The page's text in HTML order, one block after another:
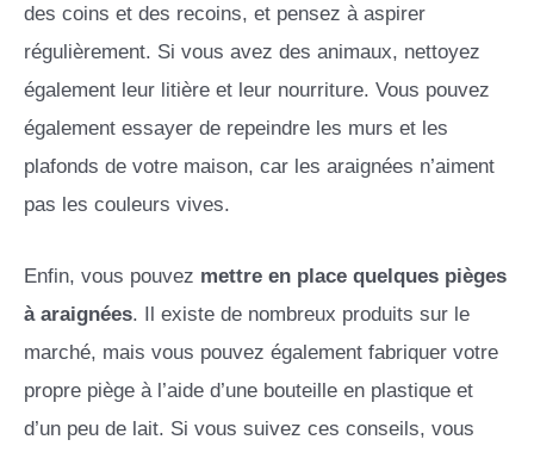
des coins et des recoins, et pensez à aspirer
régulièrement. Si vous avez des animaux, nettoyez
également leur litière et leur nourriture. Vous pouvez
également essayer de repeindre les murs et les
plafonds de votre maison, car les araignées n’aiment
pas les couleurs vives.
Enfin, vous pouvez mettre en place quelques pièges
à araignées. Il existe de nombreux produits sur le
marché, mais vous pouvez également fabriquer votre
propre piège à l’aide d’une bouteille en plastique et
d’un peu de lait. Si vous suivez ces conseils, vous